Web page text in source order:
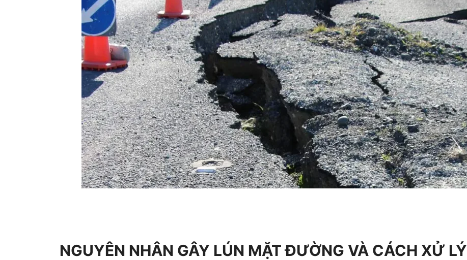
NGUYÊN NHÂN GÂY LÚN MẶT ĐƯỜNG VÀ CÁCH XỬ LÝ